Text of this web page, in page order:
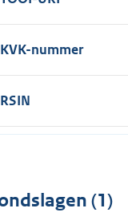
KVK-nummer
RSIN
(1)